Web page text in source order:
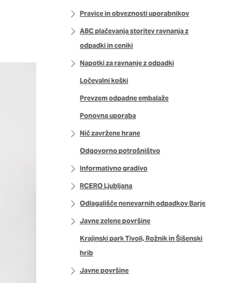
Pravice in obveznosti uporabnikov
ABC plačevanja storitev ravnanja z
odpadki in ceniki
Napotki za ravnanje z odpadki
Ločevalni koški
Prevzem odpadne embalaže
Ponovna uporaba
Nič zavržene hrane
Odgovorno potrošništvo
Informativno gradivo
RCERO Ljubljana
Odlagališče nenevarnih odpadkov Barje
Javne zelene površine
Krajinski park Tivoli, Rožnik in Šišenski
hrib
Javne površine
te piškotke ali
delovanja
in
so združeni
mesto.
drugih spletnih
zavrnete uporabo